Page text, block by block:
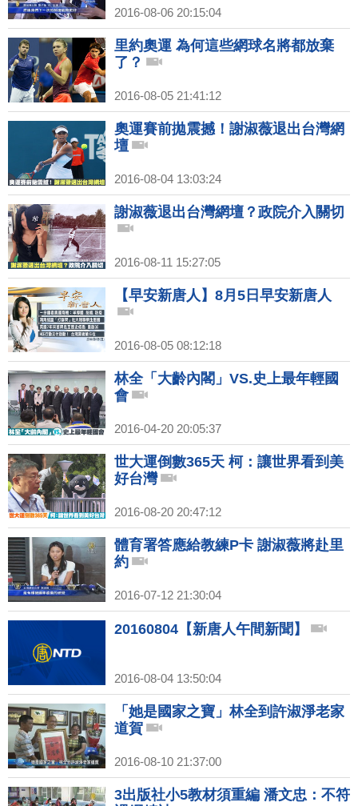
2016-08-06 20:15:04
里約奧運 為何這些網球名將都放棄
了？
2016-08-05 21:41:12
奧運賽前拋震撼！謝淑薇退出台灣網
壇
2016-08-04 13:03:24
謝淑薇退出台灣網壇？政院介入關切
2016-08-11 15:27:05
【早安新唐人】8月5日早安新唐人
2016-08-05 08:12:18
林全「大齡內閣」VS.史上最年輕國
會
2016-04-20 20:05:37
世大運倒數365天 柯：讓世界看到美
好台灣
2016-08-20 20:47:12
體育署答應給教練P卡 謝淑薇將赴里
約
2016-07-12 21:30:04
20160804【新唐人午間新聞】
2016-08-04 13:50:04
「她是國家之寶」林全到許淑淨老家
道賀
2016-08-10 21:37:00
3出版社小5教材須重編 潘文忠：不符